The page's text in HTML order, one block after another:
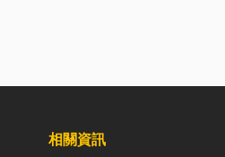
相關資訊